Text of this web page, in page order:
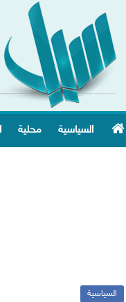
السياسية محلية
السياسية